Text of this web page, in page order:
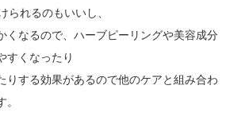
られるのもいいし、
くなるので、ハーブピーリングや美容成分
すくなったり
りする効果があるので他のケアと組み合わ